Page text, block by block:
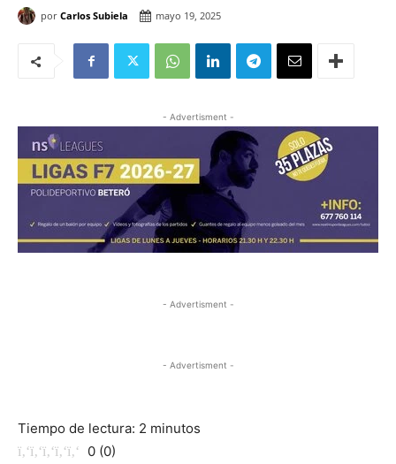
por Carlos Subiela mayo 19, 2025
- Advertisment -
- Advertisment -
- Advertisment -
Tiempo de lectura: 2 minutos
0 (0)